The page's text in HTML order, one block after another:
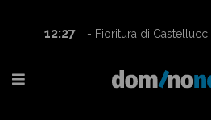
12:27
- Fioritura di